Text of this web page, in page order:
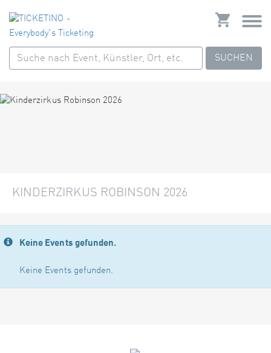
SUCHEN
KINDERZIRKUS ROBINSON 2026
Keine Events gefunden.
Keine Events gefunden.